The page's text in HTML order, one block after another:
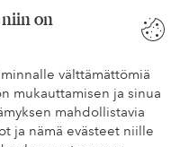
on
välttämättömiä
mukauttamisen ja sinua
mahdollistavia
ja nämä evästeet niille